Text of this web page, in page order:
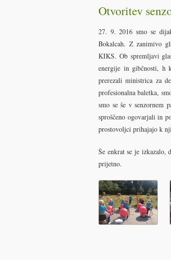
Otvoritev
27. 9. 2016 smo se
Bokalcah. Z zanimivo
KIKS. Ob spremljavi
energije in gibčnosti, h
prerezali ministrica za
profesionalna baletka,
smo se še v senzornem
sproščeno ogovarjali in
prostovoljci prihajajo k
Še enkrat se je izkazalo,
prijetno.